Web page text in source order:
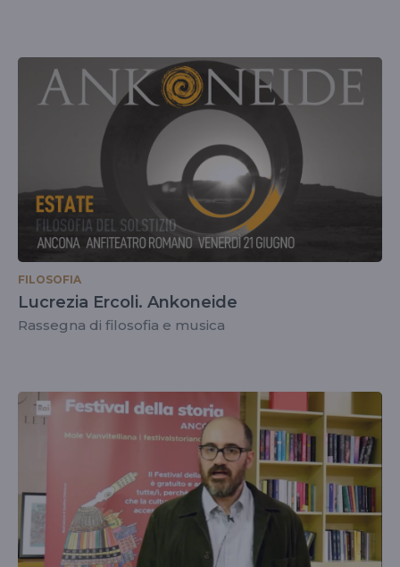
FILOSOFIA
Lucrezia Ercoli. Ankoneide
Rassegna di filosofia e musica